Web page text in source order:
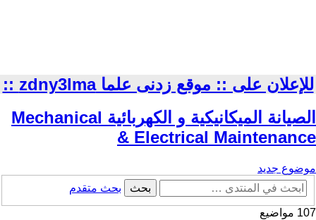
للإعلان على :: موقع زدنى علما zdny3lma ::
الصيانة الميكانيكية و الكهربائية Mechanical
& Electrical Maintenance
موضوع جديد
بحث
بحث متقدم
107 مواضيع